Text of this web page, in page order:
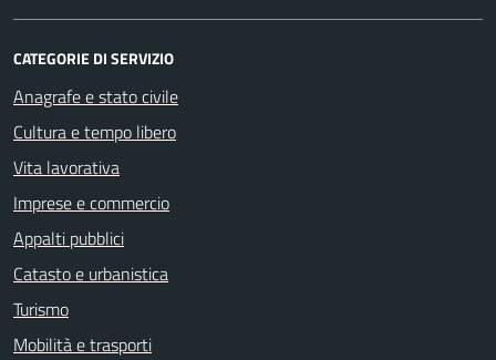
CATEGORIE DI SERVIZIO
Anagrafe e stato civile
Cultura e tempo libero
Vita lavorativa
Imprese e commercio
Appalti pubblici
Catasto e urbanistica
Turismo
Mobilità e trasporti